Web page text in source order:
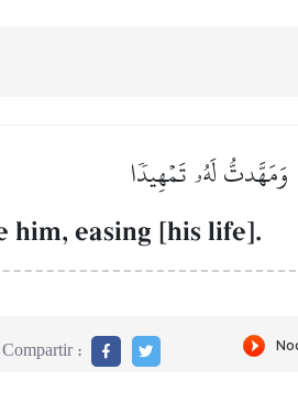
وَمَهَّدتُّ لَهُۥ تَمۡهِيدٗا
easing [his life].
Compartir :